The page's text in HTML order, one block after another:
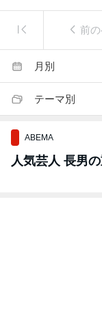
前
月別
テーマ別
ABEMA
人気芸人 長男